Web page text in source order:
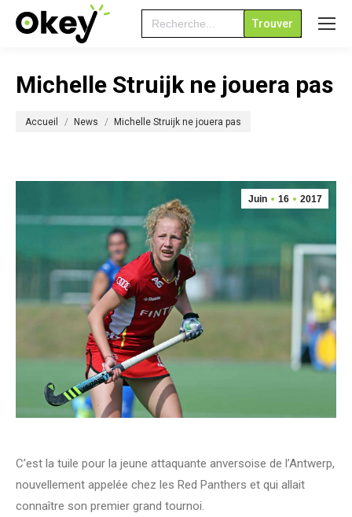
Search
for:
Michelle Struijk ne jouera pas
Accueil News Michelle Struijk ne jouera pas
Juin 16 2017
C’est la tuile pour la jeune attaquante anversoise de l’Antwerp,
nouvellement appelée chez les Red Panthers et qui allait
connaître son premier grand tournoi.